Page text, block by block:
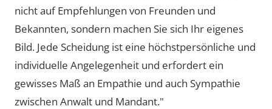
nicht auf Empfehlungen von Freunden und
Bekannten, sondern machen Sie sich Ihr eigenes
Bild. Jede Scheidung ist eine höchstpersönliche und
individuelle Angelegenheit und erfordert ein
gewisses Maß an Empathie und auch Sympathie
zwischen Anwalt und Mandant."